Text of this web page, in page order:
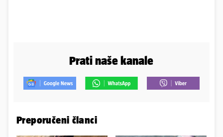
Prati naše kanale
Preporučeni članci